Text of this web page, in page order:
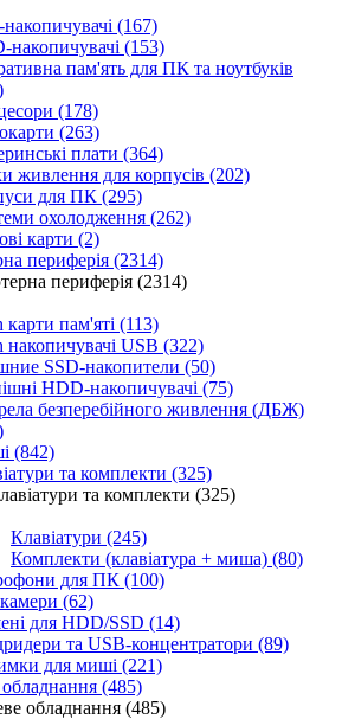
накопичувачі (167)
накопичувачі (153)
пам'ять для ПК та ноутбуків
(178)
(263)
плати (364)
живлення для корпусів (202)
для ПК (295)
охолодження (262)
карти (2)
периферія (2314)
периферія (2314)
карти пам'яті (113)
накопичувачі USB (322)
SSD-накопители (50)
HDD-накопичувачі (75)
безперебійного живлення (ДБЖ)
(842)
та комплекти (325)
та комплекти (325)
Клавіатури (245)
Комплекти (клавіатура + миша) (80)
для ПК (100)
(62)
для HDD/SSD (14)
та USB-концентратори (89)
для миші (221)
(485)
обладнання (485)